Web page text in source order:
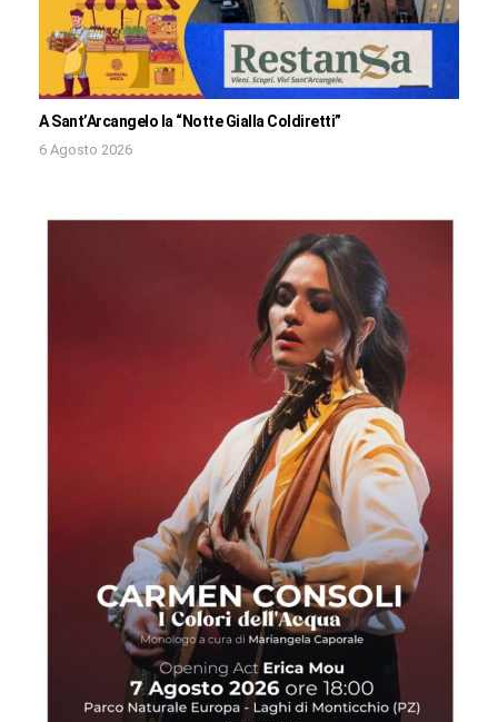
A Sant’Arcangelo la “Notte Gialla Coldiretti”
6 Agosto 2026